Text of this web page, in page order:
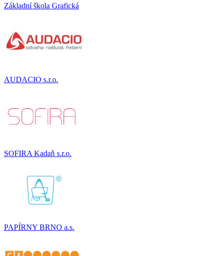
Základní škola Grafická
AUDACIO s.r.o.
SOFIRA Kadaň s.r.o.
PAPÍRNY BRNO a.s.